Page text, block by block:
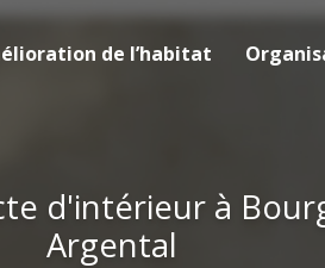
de l’habitat
d'intérieur à
Argental